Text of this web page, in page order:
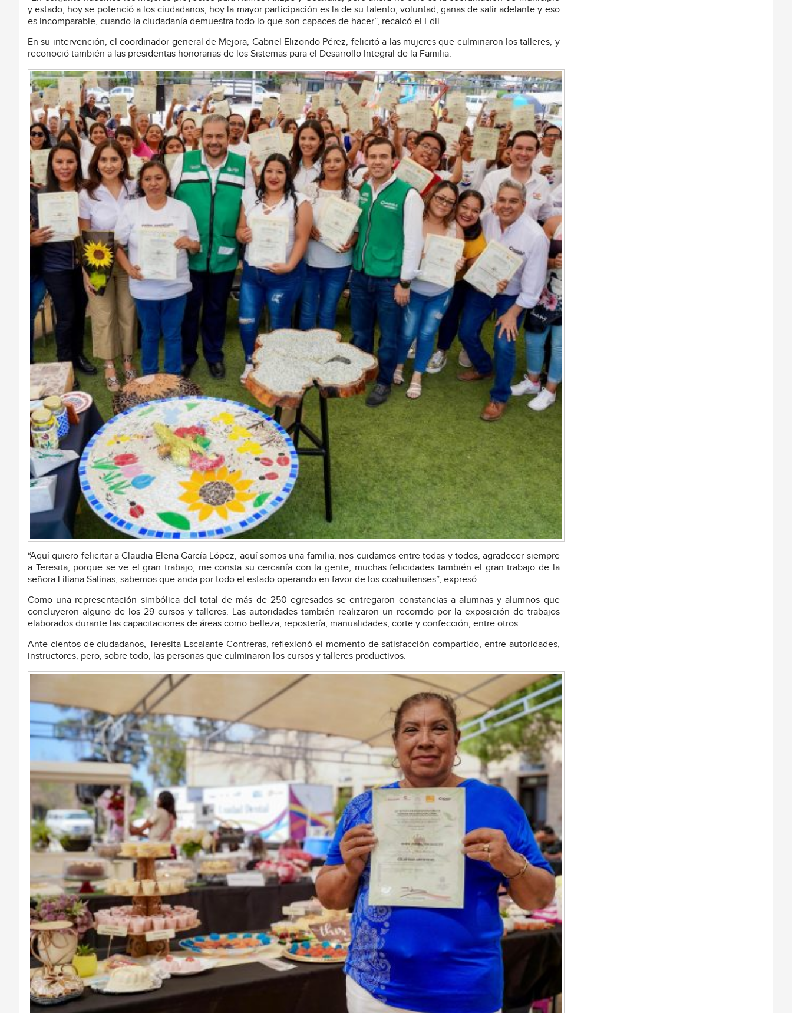
y estado; hoy se potenció a los ciudadanos, hoy la mayor participación es la de su talento, voluntad, ganas de salir adelante y eso
es incomparable, cuando la ciudadanía demuestra todo lo que son capaces de hacer”, recalcó el Edil.
En su intervención, el coordinador general de Mejora, Gabriel Elizondo Pérez, felicitó a las mujeres que culminaron los talleres, y
reconoció también a las presidentas honorarias de los Sistemas para el Desarrollo Integral de la Familia.
“Aquí quiero felicitar a Claudia Elena García López, aquí somos una familia, nos cuidamos entre todas y todos, agradecer siempre
a Teresita, porque se ve el gran trabajo, me consta su cercanía con la gente; muchas felicidades también el gran trabajo de la
señora Liliana Salinas, sabemos que anda por todo el estado operando en favor de los coahuilenses”, expresó.
Como una representación simbólica del total de más de 250 egresados se entregaron constancias a alumnas y alumnos que
concluyeron alguno de los 29 cursos y talleres. Las autoridades también realizaron un recorrido por la exposición de trabajos
elaborados durante las capacitaciones de áreas como belleza, repostería, manualidades, corte y confección, entre otros.
Ante cientos de ciudadanos, Teresita Escalante Contreras, reflexionó el momento de satisfacción compartido, entre autoridades,
instructores, pero, sobre todo, las personas que culminaron los cursos y talleres productivos.